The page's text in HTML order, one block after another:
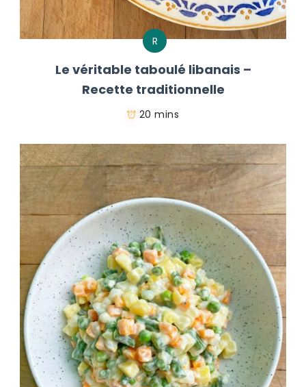
R
Le véritable taboulé libanais –
Recette traditionnelle
20 mins